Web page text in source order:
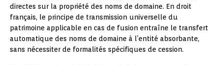
directes sur la propriété des noms de domaine. En droit
français, le principe de transmission universelle du
patrimoine applicable en cas de fusion entraîne le transfert
automatique des noms de domaine à l’entité absorbante,
sans nécessiter de formalités spécifiques de cession.